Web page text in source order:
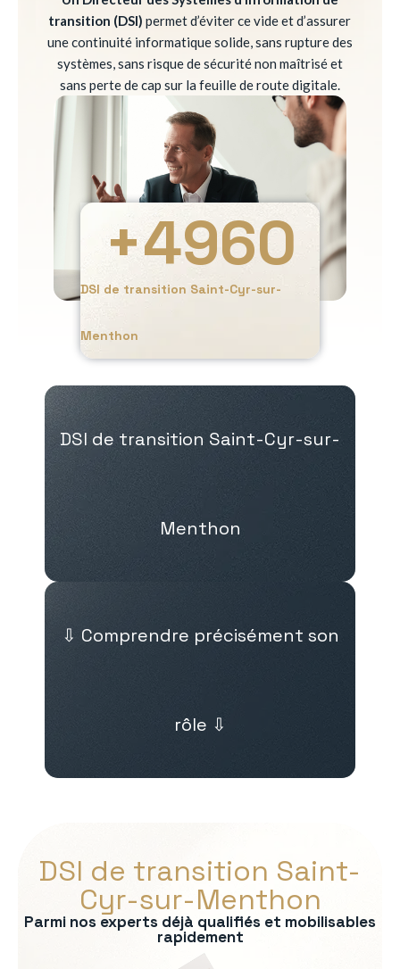
transition (DSI) permet d’éviter ce vide et d’assurer
une continuité informatique solide, sans rupture des
systèmes, sans risque de sécurité non maîtrisé et
sans perte de cap sur la feuille de route digitale.
DSI de transition Saint-Cyr-sur-
Menthon
+4960
DSI de transition Saint-Cyr-sur-
Menthon
⇩ Comprendre précisément son
rôle ⇩
DSI de transition Saint-
Cyr-sur-Menthon
Parmi nos experts déjà qualifiés et mobilisables
rapidement